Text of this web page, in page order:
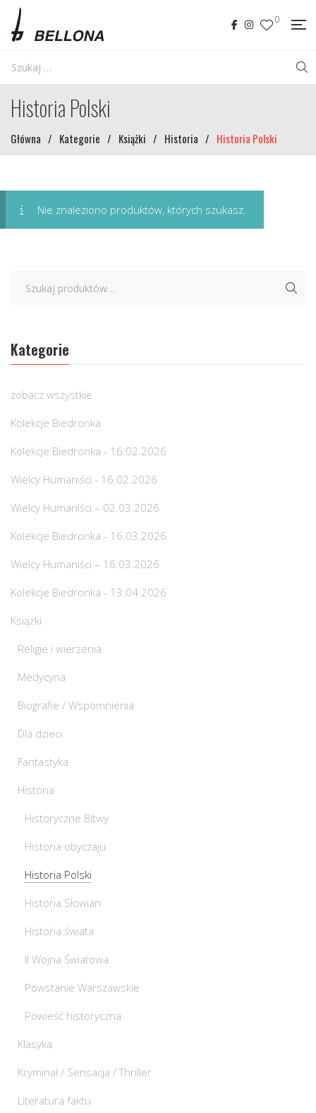
0
Historia Polski
Główna / Kategorie / Książki / Historia / Historia Polski
Nie znaleziono produktów, których szukasz.
Kategorie
zobacz wszystkie
Kolekcje Biedronka
Kolekcje Biedronka - 16.02.2026
Wielcy Humaniści - 16.02.2026
Wielcy Humaniści – 02.03.2026
Kolekcje Biedronka - 16.03.2026
Wielcy Humaniści – 16.03.2026
Kolekcje Biedronka - 13.04.2026
Książki
Religie i wierzenia
Medycyna
Biografie / Wspomnienia
Dla dzieci
Fantastyka
Historia
Historyczne Bitwy
Historia obyczaju
Historia Polski
Historia Słowian
Historia świata
II Wojna Światowa
Powstanie Warszawskie
Powieść historyczna
Klasyka
Kryminał / Sensacja / Thriller
Literatura faktu